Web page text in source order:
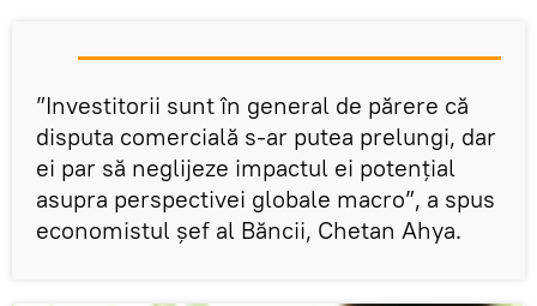
”Investitorii sunt în general de părere că
disputa comercială s-ar putea prelungi, dar
ei par să neglijeze impactul ei potențial
asupra perspectivei globale macro”, a spus
economistul șef al Băncii, Chetan Ahya.